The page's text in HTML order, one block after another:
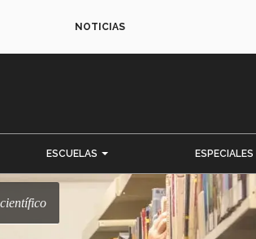
NOTICIAS
ESCUELAS ESPECIALES